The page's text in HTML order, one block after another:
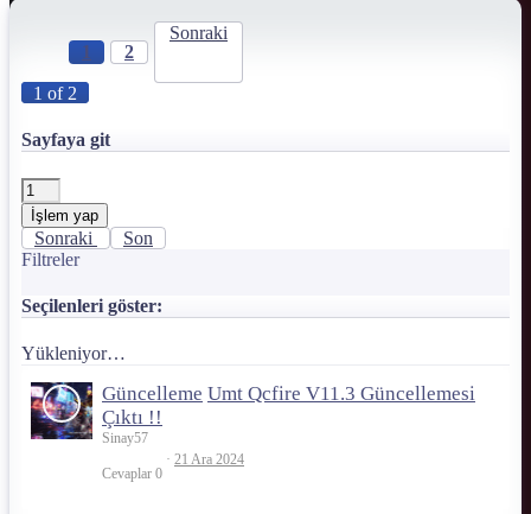
1 2
Sonraki
1 of 2
Sayfaya git
İşlem yap
Sonraki
Son
Filtreler
Seçilenleri göster:
Yükleniyor…
Güncelleme Umt Qcfire V11.3 Güncellemesi
Çıktı !!
Sinay57
Cevaplar 0
21 Ara 2024